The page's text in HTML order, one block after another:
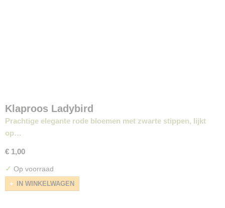
Klaproos Ladybird
Prachtige elegante rode bloemen met zwarte stippen, lijkt
op…
€ 1,00
✓ Op voorraad
IN WINKELWAGEN